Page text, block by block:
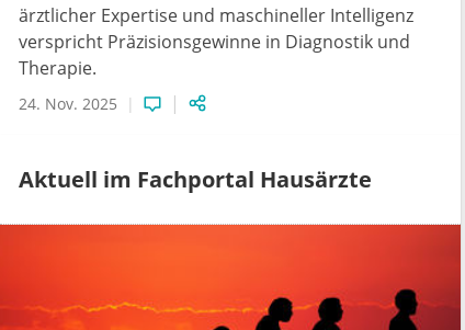
ärztlicher Expertise und maschineller Intelligenz
verspricht Präzisionsgewinne in Diagnostik und
Therapie.
24. Nov. 2025
Aktuell im Fachportal Hausärzte